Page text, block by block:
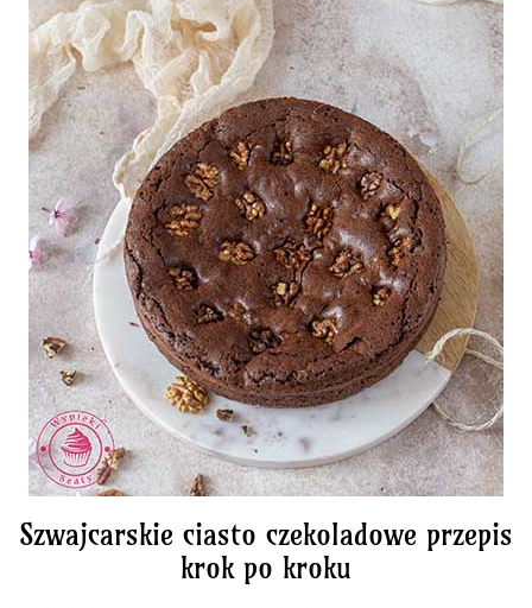
Szwajcarskie ciasto czekoladowe przepis
krok po kroku